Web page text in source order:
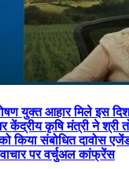
युक्त आहार मिले इस
केंद्रीय कृषि मंत्री ने श्री
किया संबोधित दावोस
पर वर्चुअल कांफ्रेंस